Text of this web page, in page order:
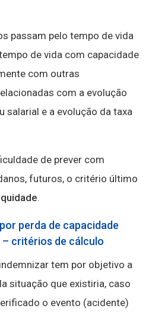
passam pelo tempo de vida
de vida com capacidade
com outras
com a evolução
salarial e a evolução da taxa
de prever com
futuros, o critério último
.
perda de capacidade
– critérios de cálculo
tem por objetivo a
situação que existiria, caso
o evento (acidente)